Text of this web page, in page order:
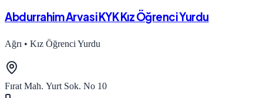
Abdurrahim Arvasi KYK Kız Öğrenci Yurdu
Ağrı • Kız Öğrenci Yurdu
Fırat Mah. Yurt Sok. No 10